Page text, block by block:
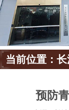
当前位置：
预防